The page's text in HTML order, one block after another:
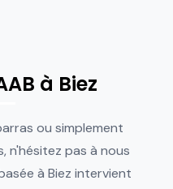
à Biez
ou simplement
n'hésitez pas à nous
à Biez intervient